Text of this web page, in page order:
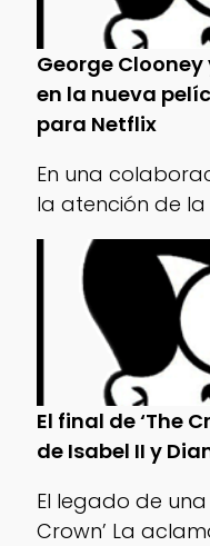
George
en la nueva
para Netflix
En una
la atención de
El final de ‘The
de Isabel II y
El legado de
Crown’ La